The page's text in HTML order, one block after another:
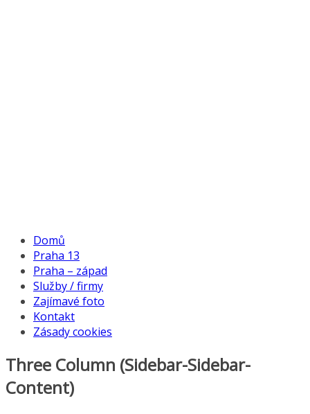
Domů
Praha 13
Praha – západ
Služby / firmy
Zajímavé foto
Kontakt
Zásady cookies
Three Column (Sidebar-Sidebar-
Content)